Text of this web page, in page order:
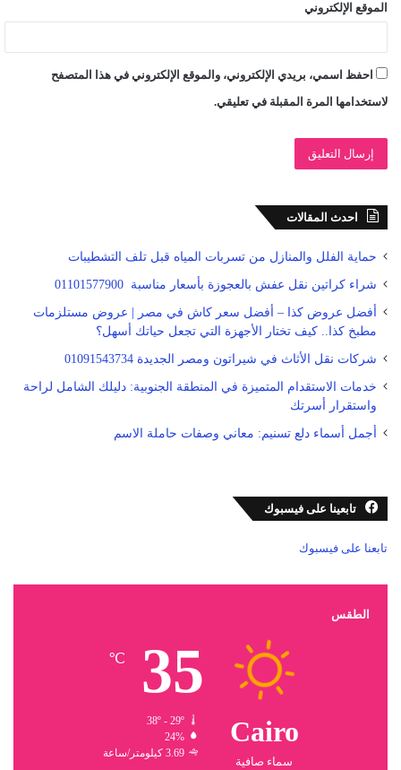
الموقع الإلكتروني
احفظ اسمي، بريدي الإلكتروني، والموقع الإلكتروني في هذا المتصفح
لاستخدامها المرة المقبلة في تعليقي.
احدث المقالات
حماية الفلل والمنازل من تسربات المياه قبل تلف التشطيبات
شراء كراتين نقل عفش بالعجوزة بأسعار مناسبة 01101577900
أفضل عروض كذا – أفضل سعر كاش في مصر | عروض مستلزمات
مطبخ كذا.. كيف تختار الأجهزة التي تجعل حياتك أسهل؟
شركات نقل الأثاث في شيراتون ومصر الجديدة 01091543734
خدمات الاستقدام المتميزة في المنطقة الجنوبية: دليلك الشامل لراحة
واستقرار أسرتك
أجمل أسماء دلع تسنيم: معاني وصفات حاملة الاسم
تابعينا على فيسبوك
تابعنا على فيسبوك
الطقس
Cairo
سماء صافية
35
℃
38º - 29º
24%
3.69 كيلومتر/ساعة